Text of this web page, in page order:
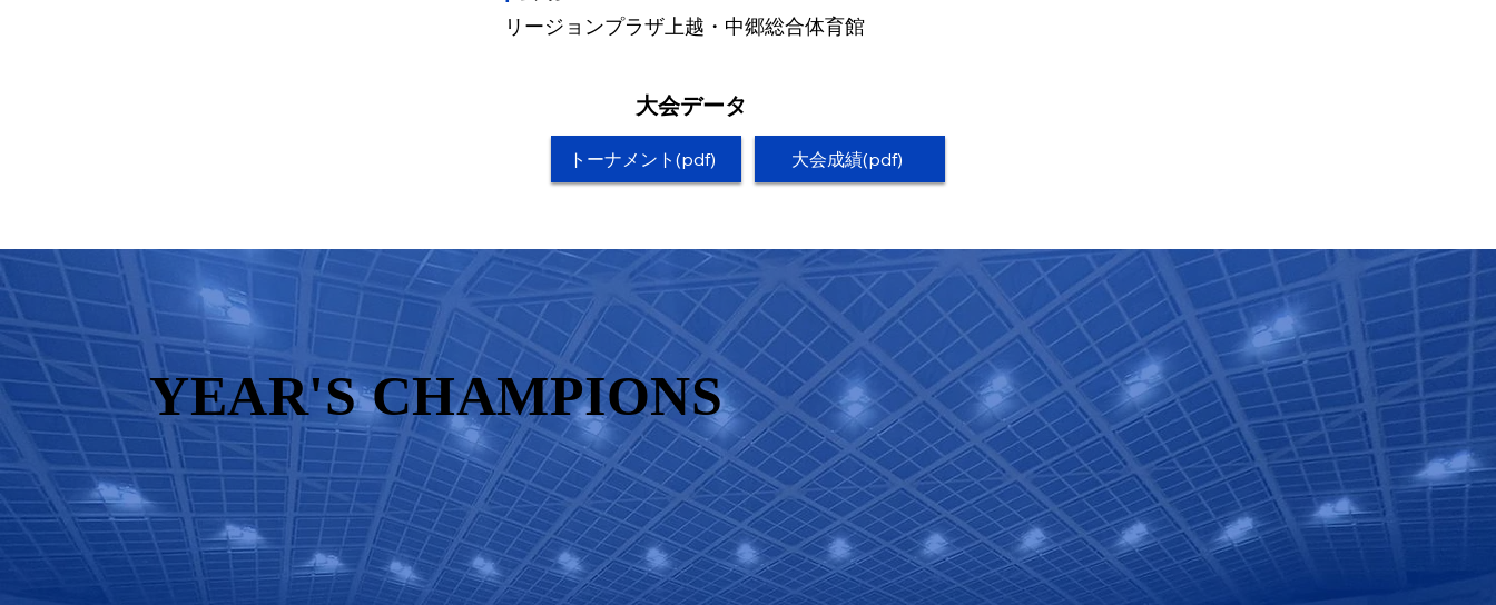
リージョンプラザ上越・中郷総合体育館
大会データ
トーナメント(pdf) 大会成績(pdf)
YEAR'S CHAMPIONS